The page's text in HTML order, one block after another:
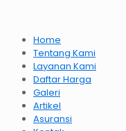
Home
Tentang Kami
Layanan Kami
Daftar Harga
Galeri
Artikel
Asuransi